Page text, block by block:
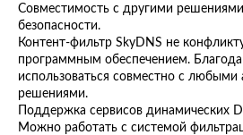
Совместимость с другими
безопасности.
Контент-фильтр SkyDNS не
программным обеспечением.
использоваться совместно с любыми
решениями.
Поддержка сервисов динамических
Можно работать с системой